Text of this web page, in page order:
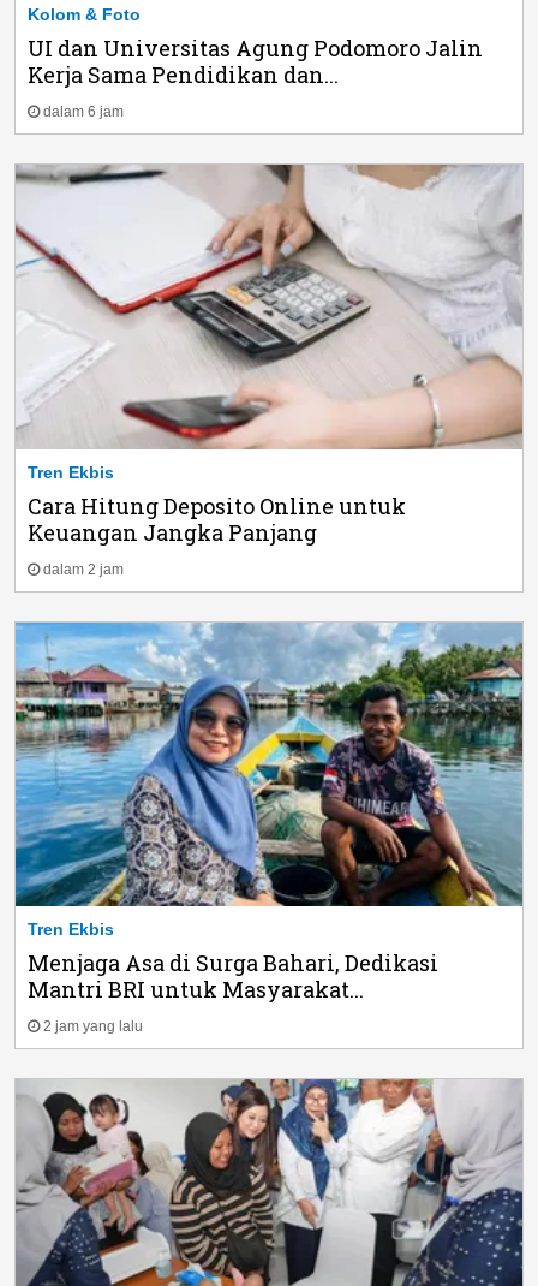
Kolom & Foto
UI dan Universitas Agung Podomoro Jalin
Kerja Sama Pendidikan dan...
dalam 6 jam
Tren Ekbis
Cara Hitung Deposito Online untuk
Keuangan Jangka Panjang
dalam 2 jam
Tren Ekbis
Menjaga Asa di Surga Bahari, Dedikasi
Mantri BRI untuk Masyarakat...
2 jam yang lalu